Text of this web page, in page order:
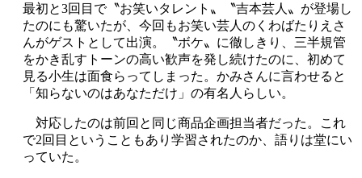
最初と3回目で〝お笑いタレント〟〝吉本芸人〟が登場し
たのにも驚いたが、今回もお笑い芸人のくわばたりえさ
んがゲストとして出演。〝ボケ〟に徹しきり、三半規管
をかき乱すトーンの高い歓声を発し続けたのに、初めて
見る小生は面食らってしまった。かみさんに言わせると
「知らないのはあなただけ」の有名人らしい。
対応したのは前回と同じ商品企画担当者だった。これ
で2回目ということもあり学習されたのか、語りは堂にい
っていた。